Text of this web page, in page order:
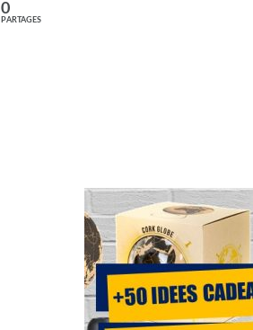
0
PARTAGES